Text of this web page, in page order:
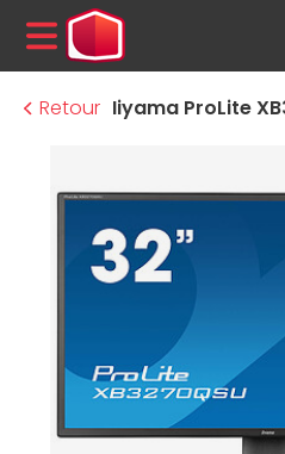
MENU
Retour Iiyama ProLite